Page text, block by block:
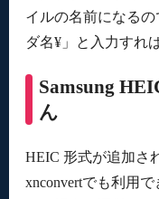
イルの名前になる
ダ名¥」と入力すれ
Samsung
ん
HEIC 形式が追加さ
xnconvertでも利用